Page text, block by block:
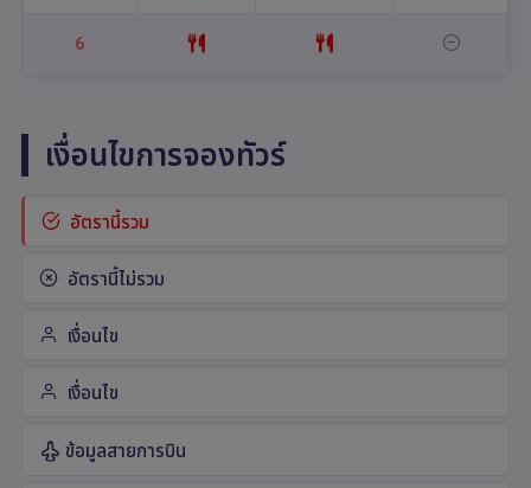
6
เงื่อนไขการจองทัวร์
อัตรานี้รวม
อัตรานี้ไม่รวม
เงื่อนไข
เงื่อนไข
ข้อมูลสายการบิน